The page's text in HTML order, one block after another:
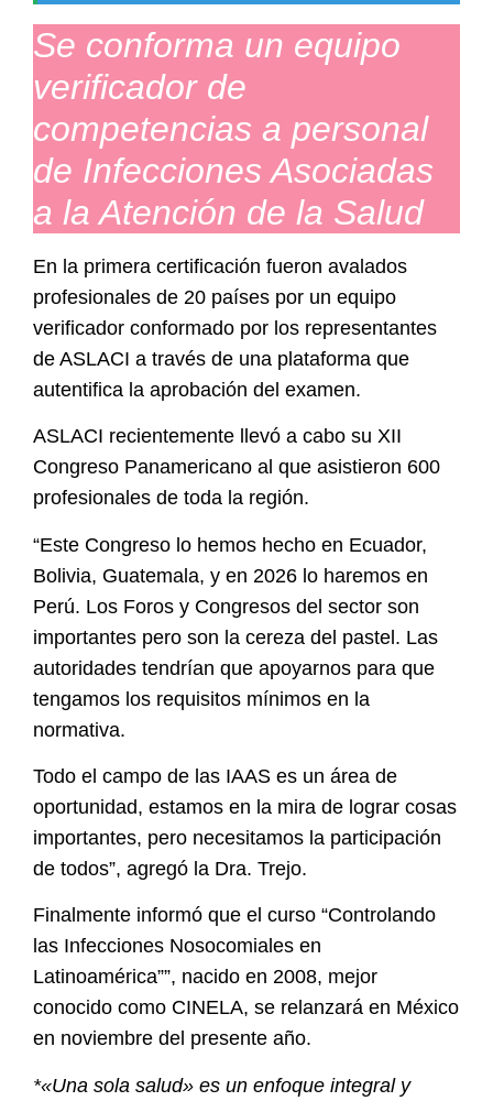
Se conforma un equipo
verificador de
competencias a personal
de Infecciones Asociadas
a la Atención de la Salud
En la primera certificación fueron avalados
profesionales de 20 países por un equipo
verificador conformado por los representantes
de ASLACI a través de una plataforma que
autentifica la aprobación del examen.
ASLACI recientemente llevó a cabo su XII
Congreso Panamericano al que asistieron 600
profesionales de toda la región.
“Este Congreso lo hemos hecho en Ecuador,
Bolivia, Guatemala, y en 2026 lo haremos en
Perú. Los Foros y Congresos del sector son
importantes pero son la cereza del pastel. Las
autoridades tendrían que apoyarnos para que
tengamos los requisitos mínimos en la
normativa.
Todo el campo de las IAAS es un área de
oportunidad, estamos en la mira de lograr cosas
importantes, pero necesitamos la participación
de todos”, agregó la Dra. Trejo.
Finalmente informó que el curso “Controlando
las Infecciones Nosocomiales en
Latinoamérica””, nacido en 2008, mejor
conocido como CINELA, se relanzará en México
en noviembre del presente año.
*«Una sola salud» es un enfoque integral y